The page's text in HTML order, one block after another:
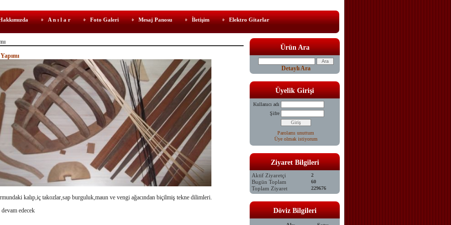
A n ı l a r Foto Galeri Mesaj Panosu İletişim Elektro Gitarlar
kalıp,iç takozlar,sap burguluk,maun ve vengi ağacından biçilmiş tekne dilimleri.
devam edecek
Ürün Ara
Detaylı Ara
Üyelik Girişi
Kullanıcı adı
Şifre
Parolamı unuttum
Üye olmak istiyorum
Ziyaret Bilgileri
Aktif Ziyaretçi 2
Bugün Toplam 60
Toplam Ziyaret 229676
Döviz Bilgileri